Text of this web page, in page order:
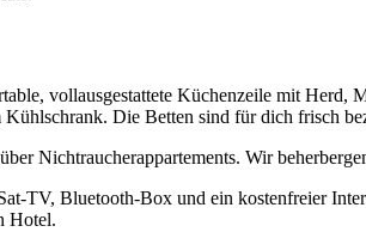
vollausgestattete Küchenzeile mit Herd,
Kühlschrank. Die Betten sind für dich frisch
Nichtraucherappartements. Wir
TV, Bluetooth-Box und ein kostenfreier
Hotel.